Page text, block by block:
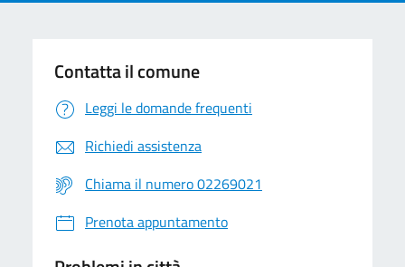
Contatta il comune
Leggi le domande frequenti
Richiedi assistenza
Chiama il numero 02269021
Prenota appuntamento